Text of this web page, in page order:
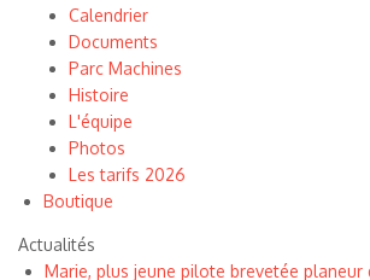
Calendrier
Documents
Parc Machines
Histoire
L'équipe
Photos
Les tarifs 2026
Boutique
Actualités
Marie, plus jeune pilote brevetée planeur